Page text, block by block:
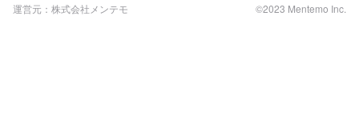
運営元：株式会社メンテモ ©2023 Mentemo Inc.